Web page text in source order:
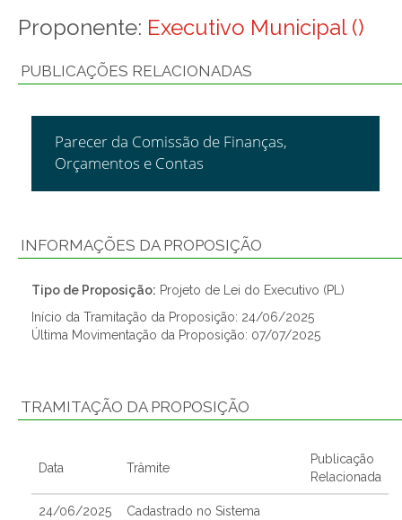
Proponente: Executivo Municipal ()
PUBLICAÇÕES RELACIONADAS
Parecer da Comissão de Finanças,
Orçamentos e Contas
INFORMAÇÕES DA PROPOSIÇÃO
Tipo de Proposição: Projeto de Lei do Executivo (PL)
Início da Tramitação da Proposição: 24/06/2025
Última Movimentação da Proposição: 07/07/2025
TRAMITAÇÃO DA PROPOSIÇÃO
Data Trâmite
Publicação
Relacionada
24/06/2025 Cadastrado no Sistema